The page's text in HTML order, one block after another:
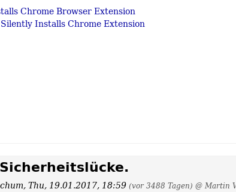
Chrome Browser Extension
Installs Chrome Extension
,Thu, 19.01.2017, 18:59 (vor 3488 Tagen) @ Martin